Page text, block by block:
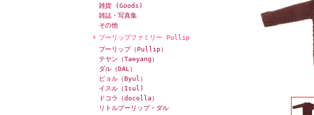
雑貨 (Goods)
雑誌・写真集
その他
プーリップファミリー Pullip
プーリップ（Pullip）
テヤン（Taeyang）
ダル（DAL）
ビョル（Byul）
イスル（Isul)
ドコラ（docolla）
リトルプーリップ・ダル